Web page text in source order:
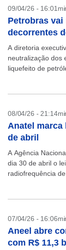
09/04/26 -
Petrobras
decorrentes
A diretoria
neutralização dos
liquefeito de
08/04/26 -
Anatel marca
de abril
A Agência
dia 30 de abril o
radiofrequência
07/04/26 -
Aneel abre
com R$ 11,3